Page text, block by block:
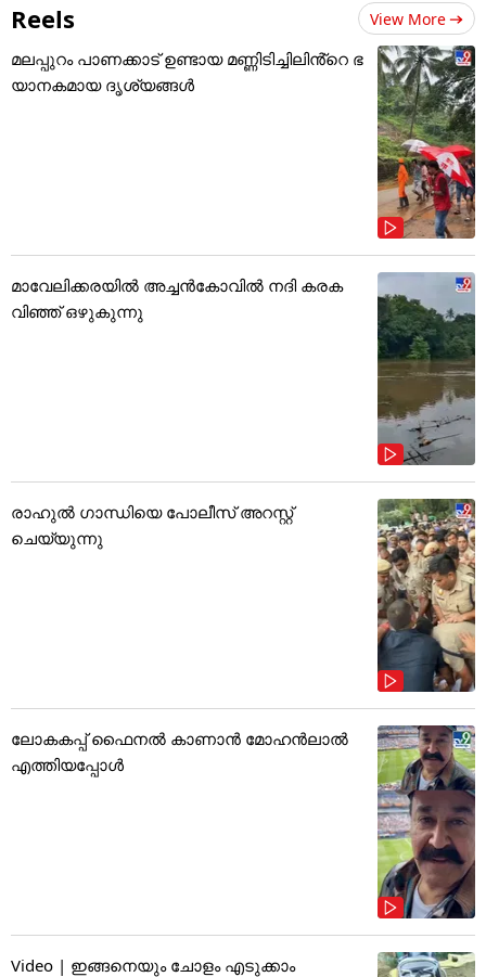
Reels View More
മലപ്പുറം പാണക്കാട് ഉണ്ടായ മണ്ണിടിച്ചിലിൻ്റെ ഭ
യാനകമായ ദൃശ്യങ്ങൾ
മാവേലിക്കരയിൽ അച്ചൻകോവിൽ നദി കരക
വിഞ്ഞ് ഒഴുകുന്നു
രാഹുൽ ഗാന്ധിയെ പോലീസ് അറസ്റ്റ്
ചെയ്യുന്നു
ലോകകപ്പ് ഫൈനൽ കാണാൻ മോഹൻലാൽ
എത്തിയപ്പോൾ
Video | ഇങ്ങനെയും ചോളം എടുക്കാം